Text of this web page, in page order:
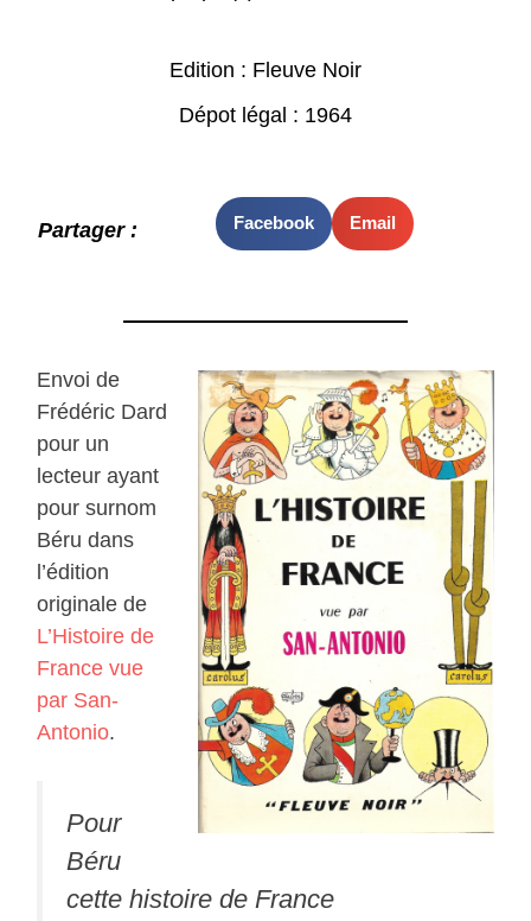
Edition : Fleuve Noir
Dépot légal : 1964
Partager : Facebook Email
Envoi de
Frédéric Dard
pour un
lecteur ayant
pour surnom
Béru dans
l’édition
originale de
L’Histoire de
France vue
par San-
Antonio.
Pour
Béru
cette histoire de France